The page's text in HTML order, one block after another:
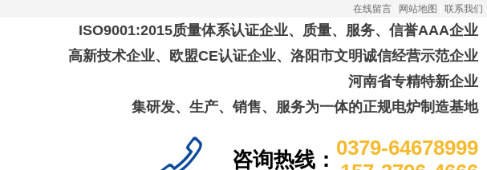
在线留言 网站地图 联系我们
ISO9001:2015质量体系认证企业、质量、服务、信誉AAA企业
高新技术企业、欧盟CE认证企业、洛阳市文明诚信经营示范企业
河南省专精特新企业
集研发、生产、销售、服务为一体的正规电炉制造基地
咨询热线： 0379-64678999